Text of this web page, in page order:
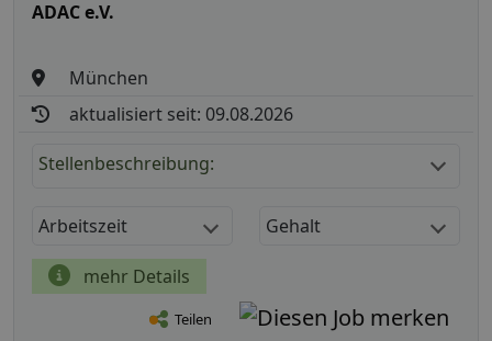
ADAC e.V.
München
aktualisiert seit: 09.08.2026
Stellenbeschreibung:
Arbeitszeit Gehalt
mehr Details
Teilen